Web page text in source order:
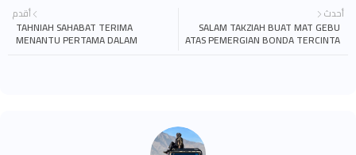
أحدث
SALAM TAKZIAH BUAT MAT GEBU
ATAS PEMERGIAN BONDA TERCINTA
أقدم
TAHNIAH SAHABAT TERIMA
MENANTU PERTAMA DALAM